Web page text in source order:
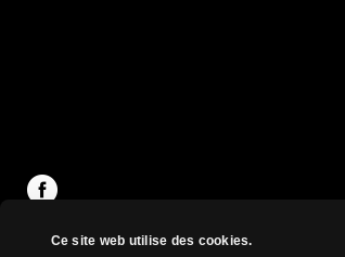
Ce site web utilise des cookies.